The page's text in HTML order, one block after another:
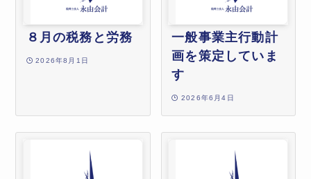
８月の税務と労務
2026年8月1日
一般事業主行動計
画を策定していま
す
2026年6月4日